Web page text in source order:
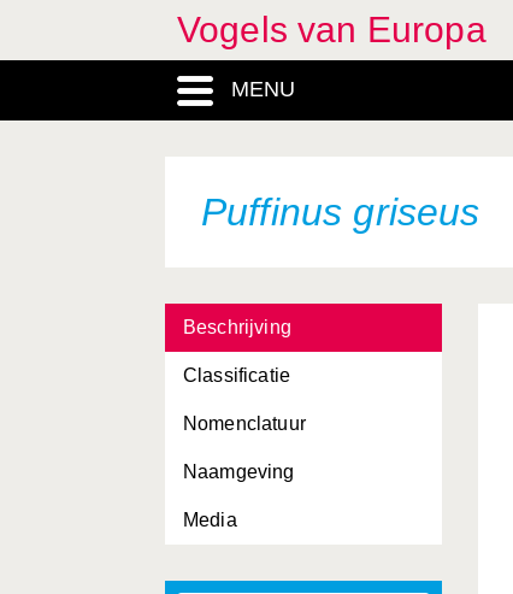
Vogels van Europa
MENU
Puffinus griseus
Beschrijving
Classificatie
Nomenclatuur
Naamgeving
Media